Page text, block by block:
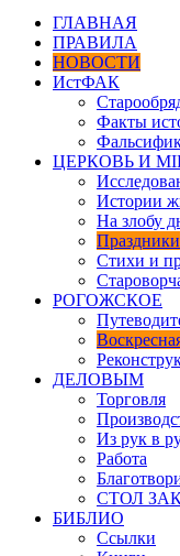
ГЛАВНАЯ
ПРАВИЛА
НОВОСТИ
ИстФАК
Факты
ЦЕРКОВЬ И
Истории
На злобу
Праздники
Стихи и
РОГОЖСКОЕ
ДЕЛОВЫМ
Торговля
Из рук в
Работа
СТОЛ
БИБЛИО
Ссылки